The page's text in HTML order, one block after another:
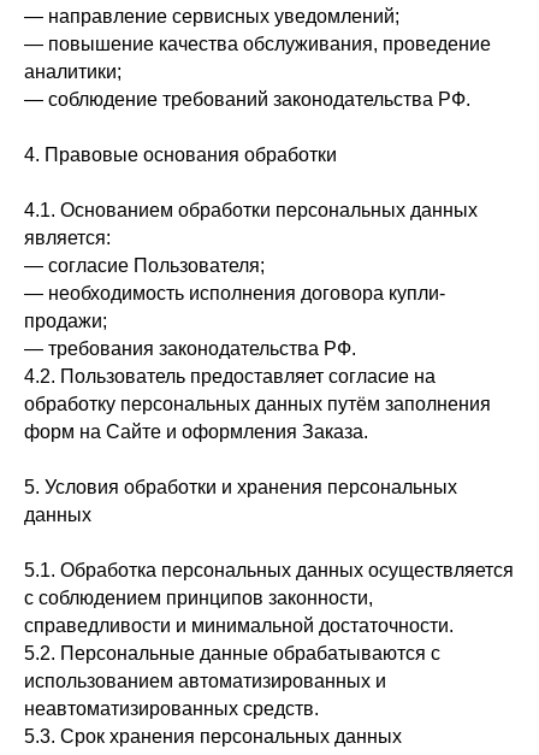
— направление сервисных уведомлений;
— повышение качества обслуживания, проведение
аналитики;
— соблюдение требований законодательства РФ.
4. Правовые основания обработки
4.1. Основанием обработки персональных данных
является:
— согласие Пользователя;
— необходимость исполнения договора купли-
продажи;
— требования законодательства РФ.
4.2. Пользователь предоставляет согласие на
обработку персональных данных путём заполнения
форм на Сайте и оформления Заказа.
5. Условия обработки и хранения персональных
данных
5.1. Обработка персональных данных осуществляется
с соблюдением принципов законности,
справедливости и минимальной достаточности.
5.2. Персональные данные обрабатываются с
использованием автоматизированных и
неавтоматизированных средств.
5.3. Срок хранения персональных данных